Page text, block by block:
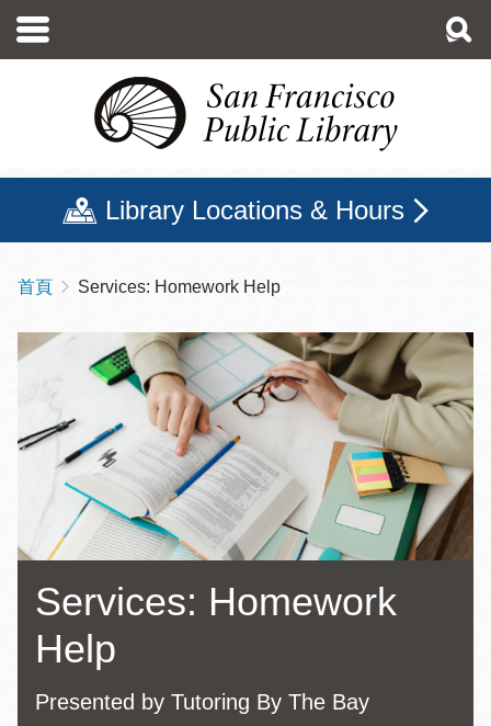
至
Library Locations & Hours
導
航
連
首頁 Services: Homework Help
Services: Homework
Help
Presented by Tutoring By The Bay